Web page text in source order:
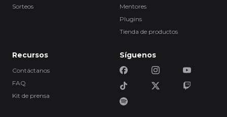
Sorteos
Mentores
Plugins
Tienda de productos
Recursos
Contáctanos
FAQ
Kit de prensa
Síguenos